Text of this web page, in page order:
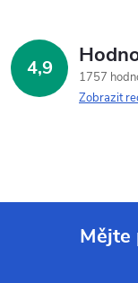
4,9
1757
Zobrazit
Mějte